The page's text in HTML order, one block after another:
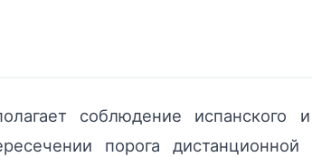
соблюдение испанского и
порога дистанционной